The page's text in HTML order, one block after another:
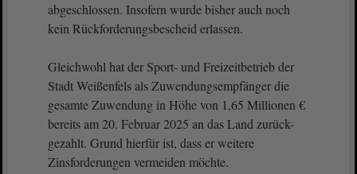
abgeschlossen. Insofern wurde bisher auch noch
kein Rückforderungsbescheid erlassen.
Gleichwohl hat der Sport- und Freizeitbetrieb der
Stadt Weißenfels als Zuwendungsempfänger die
gesamte Zuwendung in Höhe von 1,65 Millionen €
bereits am 20. Februar 2025 an das Land zurück-
gezahlt. Grund hierfür ist, dass er weitere
Zinsforderungen vermeiden möchte.